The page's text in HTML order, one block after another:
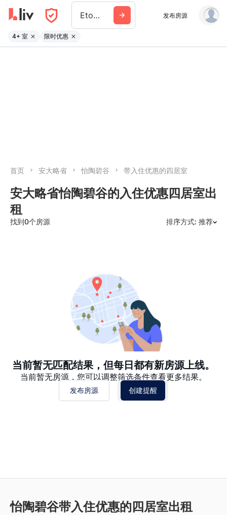
Etobicoke 发布房源
4+ 室 限时优惠
首页 安大略省 怡陶碧谷 带入住优惠的四居室
安大略省怡陶碧谷的入住优惠四居室出
租
找到0个房源 排序方式: 推荐
当前暂无匹配结果，但每日都有新房源上线。
当前暂无房源，您可以调整筛选条件查看更多结果。
发布房源 创建提醒
怡陶碧谷带入住优惠的四居室出租